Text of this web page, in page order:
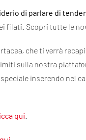
di parlare di
filati. Scopri tutte le
che ti verrà
sulla nostra
inserendo nel
qui